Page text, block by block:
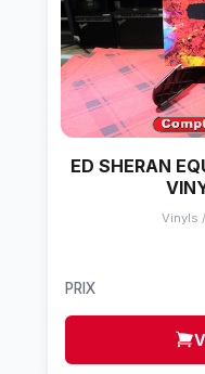
ED SHERAN
Vinyls
PRIX